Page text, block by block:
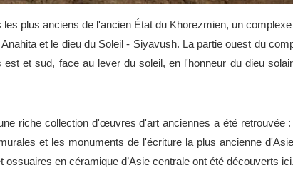
plus anciens de l'ancien État du Khorezmien, un
et le dieu du Soleil - Siyavush. La partie ouest du
et sud, face au lever du soleil, en l'honneur du dieu
riche collection d'œuvres d'art anciennes a été retrouvée
et les monuments de l'écriture la plus ancienne
en céramique d’Asie centrale ont été découverts ici.